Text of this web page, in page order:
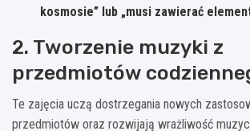
kosmosie” lub „musi zawierać
2. Tworzenie muzyki z
przedmiotów
Te zajęcia uczą dostrzegania nowych
przedmiotów oraz rozwijają wrażliwość